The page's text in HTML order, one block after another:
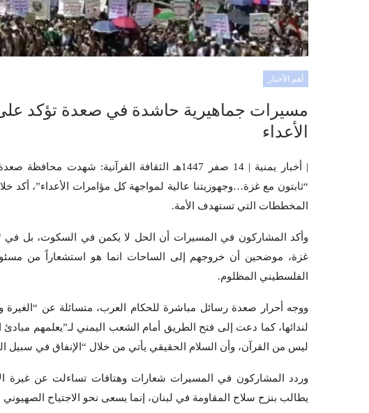
أهم الأخبار
مسيرات جماهيرية حاشدة في صعدة تؤكد على
الأعداء
“ثابتون مع غزة…وجهوزيتنا عالية لمواجهة كل مؤامرات الأعداء”، أكد
المخططات التي تستهدف الأمة.
وأكد المشاركون في المسيرات أن الحل لا يكمن في السكوت، بل في
غزة، موضحين أن خروجهم إلى الساحات انما هو استشعاراً من
الفلسطيني المظلوم.
ووجه أحرار صعدة رسائل مباشرة للحكام العرب، متسائلة عن
لندائها، كما دعت إلى فتح الطريق أمام الشعب اليمني لـ”يعلمهم
ليس من القرآن، وأن السلام الحقيقي يأتي من خلال “الإنفاق في سبيل
وردد المشاركون في المسيرات شعارات وهتافات تساءلت عن غيرة
يطالب بنزح سلاح المقاومة في لبنان، إنما يسعى نحو الاجتياح الصهيوني